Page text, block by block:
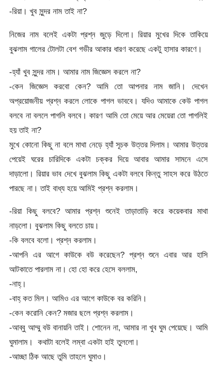
-রিয়া। খুব সুন্দর নাম তাই না?
নিজের নাম বলেই একটা প্রশ্ন জুড়ে দিলো। রিয়ার মুখের দিকে তাকিয়ে
বুঝলাম গালের টোলটা বেশ গভীর আকার ধারণ করেছে একটু হাসার কারণে।
-হ্যাঁ খুব সুন্দর নাম। আমার নাম জিজ্ঞেস করলে না?
-কেন জিজ্ঞেস করবো কেন? আমি তো আপনার নাম জানি। দেখেন
অপ্রয়োজনীয় প্রশ্ন করলে লোকে পাগল ভাববে। যদিও আমাকে কেউ পাগল
বলবে না বললে পাগলি বলবে। কারণ আমি তো মেয়ে আর মেয়েরা তো পাগলিই
হয় তাই না?
মুখে কোনো কিছু না বলে মাথা নেড়ে হ্যাঁ সূচক উত্তর দিলাম। আমার উত্তর
পেয়েই ঘরের চারিদিকে একটা চক্কর দিয়ে আবার আমার সামনে এসে
দাড়ালো। রিয়ার ভাব দেখে বুঝলাম কিছু একটা বলবে কিন্তু সাহস করে উঠতে
পারছে না। তাই বাধ্য হয়ে আমিই প্রশ্ন করলাম।
-রিয়া কিছু বলবে? আমার প্রশ্ন শুনেই তাড়াতাড়ি করে কয়েকবার মাথা
নাড়লো। বুঝলাম কিছু বলতে চায়।
-কি বলবে বলো। প্রশ্ন করলাম।
-আপনি এর আগে কাউকে বউ করেছেন? প্রশ্ন শুনে এবার আর হাসি
আটকাতে পারলাম না। হো হো করে হেসে বললাম,
-নাহ্।
-বাহ্ কত মিল। আমিও এর আগে কাউকে বর করিনি।
-কেন করোনি কেন? মজার ছলে প্রশ্ন করলাম।
-আব্বু আম্মু বউ বানায়নি তাই। শোনেন না, আমার না খুব ঘুম পেয়েছে। আমি
ঘুমালাম। কথাটা বলেই লম্বা একটা হাই তুললো।
-আচ্ছা ঠিক আছে তুমি তাহলে ঘুমাও।